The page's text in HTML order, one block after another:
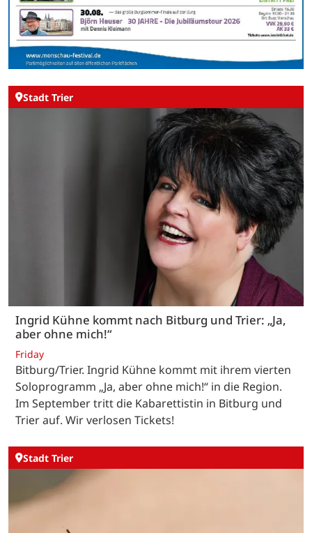
Stadt Trier
Ingrid Kühne kommt nach Bitburg und Trier: „Ja,
aber ohne mich!“
Friday
Bitburg/Trier. Ingrid Kühne kommt mit ihrem vierten
Soloprogramm „Ja, aber ohne mich!“ in die Region.
Im September tritt die Kabarettistin in Bitburg und
Trier auf. Wir verlosen Tickets!
Stadt Trier